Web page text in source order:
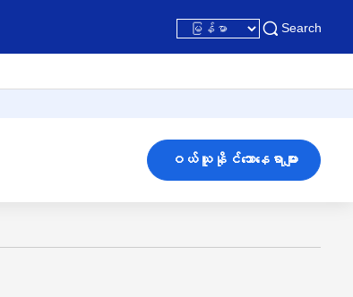
Search
ဝယ်ယူနိုင်သောနေရာများ